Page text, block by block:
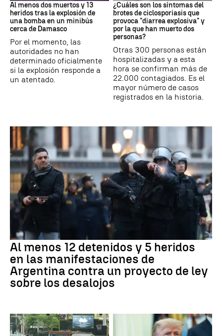
Al menos dos muertos y 13
heridos tras la explosión de
una bomba en un minibús
cerca de Damasco
Por el momento, las
autoridades no han
determinado oficialmente
si la explosión responde a
un atentado.
¿Cuáles son los síntomas del
brotes de ciclosporiasis que
provoca "diarrea explosiva" y
por la que han muerto dos
personas?
Otras 300 personas están
hospitalizadas y a esta
hora se confirman más de
22.000 contagiados. Es el
mayor número de casos
registrados en la historia.
Al menos 12 detenidos y 5 heridos
en las manifestaciones de
Argentina contra un proyecto de ley
sobre los desalojos